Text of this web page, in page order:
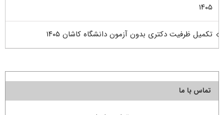
۱۴۰۵
تکمیل ظرفیت دکتری بدون آزمون دانشگاه کاشان ۱۴۰۵
تماس با ما